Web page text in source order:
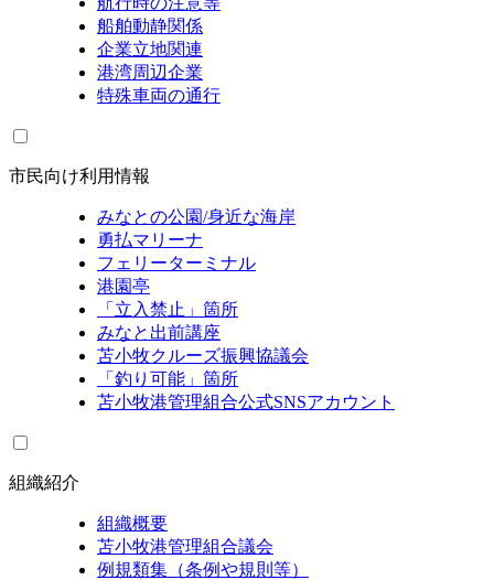
船舶動静関係
企業立地関連
港湾周辺企業
特殊車両の通行
市民向け利用情報
みなとの公園/身近な海岸
勇払マリーナ
フェリーターミナル
港園亭
「立入禁止」箇所
みなと出前講座
苫小牧クルーズ振興協議会
「釣り可能」箇所
苫小牧港管理組合公式SNSアカウント
組織紹介
組織概要
苫小牧港管理組合議会
例規類集（条例や規則等）